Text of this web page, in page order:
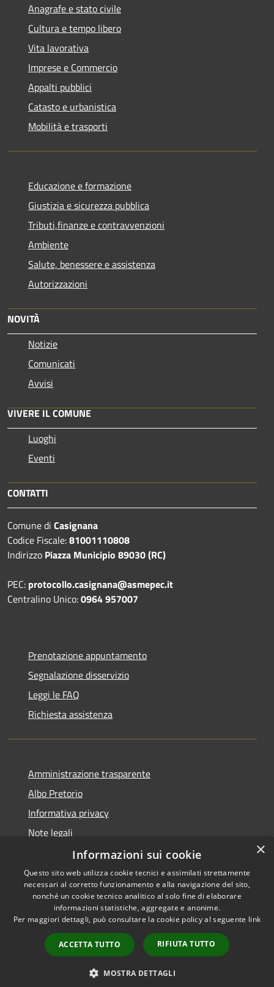
Anagrafe e stato civile
Cultura e tempo libero
Vita lavorativa
Imprese e Commercio
Appalti pubblici
Catasto e urbanistica
Mobilità e trasporti
Educazione e formazione
Giustizia e sicurezza pubblica
Tributi,finanze e contravvenzioni
Ambiente
Salute, benessere e assistenza
Autorizzazioni
NOVITÀ
Notizie
Comunicati
Avvisi
VIVERE IL COMUNE
Luoghi
Eventi
CONTATTI
Comune di Casignana
Codice Fiscale:81001110808
Indirizzo Piazza Municipio 89030 (RC)
PEC: protocollo.casignana@asmepec.it
Centralino Unico:0964 957007
Prenotazione appuntamento
Segnalazione disservizio
Leggi le FAQ
Richiesta assistenza
Amministrazione trasparente
Albo Pretorio
Informativa privacy
Note legali
Dichiarazione di accessibilità
RSS
Accessibilità
Copyright © 2026 • Comune di
Municipium•
Accesso
redazione
×
Informazioni sui cookie
Questo sito web utilizza cookie tecnici e assimilati strettamente
necessari al corretto funzionamento e alla navigazione del sito,
nonché un cookie tecnico analitico al solo fine di elaborare
informazioni statistiche, aggregate e anonime.
Per maggiori dettagli, può consultare la cookie policy al seguente link
ACCETTA TUTTO RIFIUTA TUTTO
MOSTRA DETTAGLI